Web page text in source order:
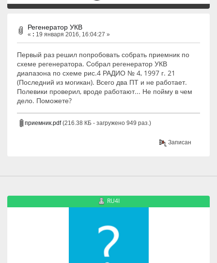
Регенератор УКВ
« : 19 января 2016, 16:04:27 »
Первый раз решил попробовать собрать приемник по
схеме регенератора. Собрал регенератор УКВ
диапазона по схеме рис.4 РАДИО № 4, 1997 г. 21
(Последний из могикан). Всего два ПТ и не работает.
Полевики проверил, вроде работают... Не пойму в чем
дело. Поможете?
приемник.pdf(216.38 КБ - загружено 949 раз.)
Записан
RU4I